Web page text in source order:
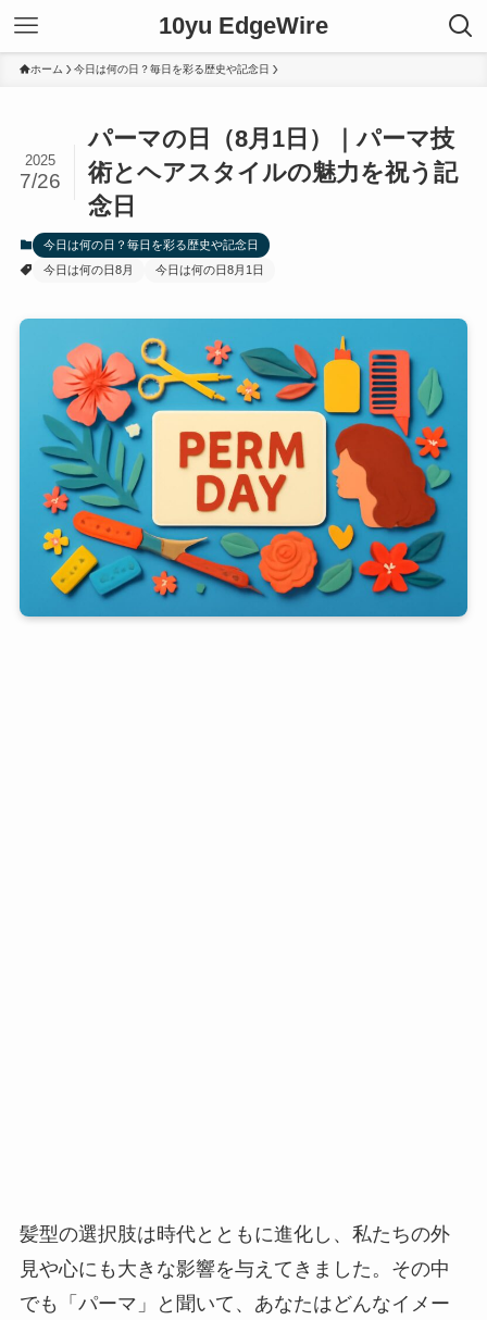
10yu EdgeWire
ホーム 今日は何の日？毎日を彩る歴史や記念日
パーマの日（8月1日）｜パーマ技
術とヘアスタイルの魅力を祝う記
念日
2025
7/26
今日は何の日？毎日を彩る歴史や記念日
今日は何の日8月
今日は何の日8月1日
髪型の選択肢は時代とともに進化し、私たちの外
見や心にも大きな影響を与えてきました。その中
でも「パーマ」と聞いて、あなたはどんなイメー